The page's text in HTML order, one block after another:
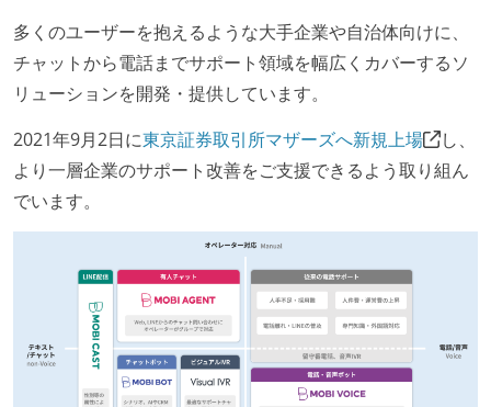
多くのユーザーを抱えるような大手企業や自治体向けに、
チャットから電話までサポート領域を幅広くカバーするソ
リューションを開発・提供しています。
2021年9月2日に東京証券取引所マザーズへ新規上場
し、
より一層企業のサポート改善をご支援できるよう取り組ん
でいます。